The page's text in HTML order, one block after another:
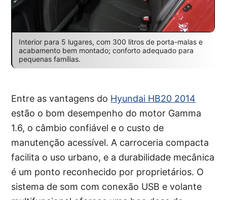
Interior para 5 lugares, com 300 litros de porta-malas e
acabamento bem montado; conforto adequado para
pequenas famílias.
Entre as vantagens do Hyundai HB20 2014
estão o bom desempenho do motor Gamma
1.6, o câmbio confiável e o custo de
manutenção acessível. A carroceria compacta
facilita o uso urbano, e a durabilidade mecânica
é um ponto reconhecido por proprietários. O
sistema de som com conexão USB e volante